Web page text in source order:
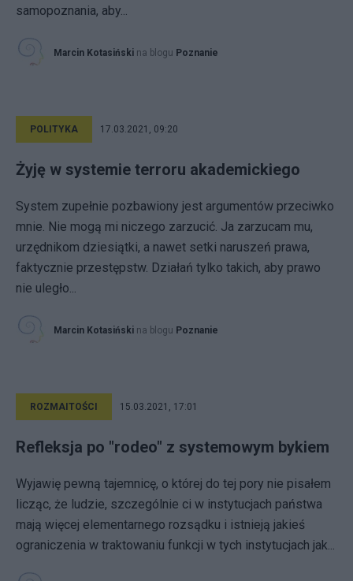
samopoznania, aby...
Marcin Kotasiński na blogu Poznanie
POLITYKA 17.03.2021, 09:20
Żyję w systemie terroru akademickiego
System zupełnie pozbawiony jest argumentów przeciwko
mnie. Nie mogą mi niczego zarzucić. Ja zarzucam mu,
urzędnikom dziesiątki, a nawet setki naruszeń prawa,
faktycznie przestępstw. Działań tylko takich, aby prawo
nie uległo...
Marcin Kotasiński na blogu Poznanie
ROZMAITOŚCI 15.03.2021, 17:01
Refleksja po "rodeo" z systemowym bykiem
Wyjawię pewną tajemnicę, o której do tej pory nie pisałem
licząc, że ludzie, szczególnie ci w instytucjach państwa
mają więcej elementarnego rozsądku i istnieją jakieś
ograniczenia w traktowaniu funkcji w tych instytucjach jak...